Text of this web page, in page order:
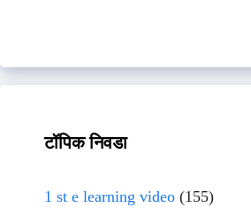
टॉपिक निवडा
1 st e learning video (155)